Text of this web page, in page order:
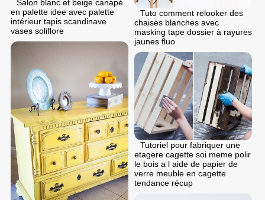
Tuto comment relooker des
chaises blanches avec
masking tape dossier à rayures
jaunes fluo
Salon blanc et beige canapé
en palette idee avec palette
intérieur tapis scandinave
vases soliflore
Tutoriel pour fabriquer une
etagere cagette soi meme polir
le bois a l aide de papier de
verre meuble en cagette
tendance récup